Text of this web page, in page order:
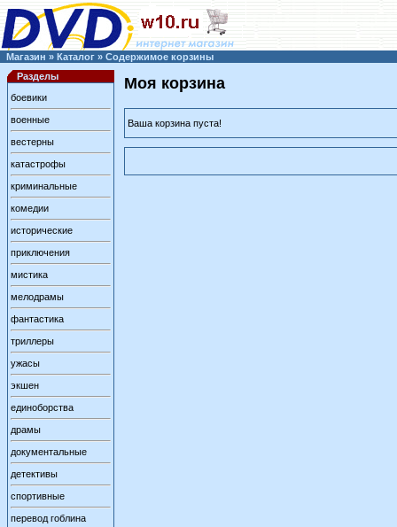
Магазин » Каталог » Содержимое корзины
Разделы
боевики
военные
вестерны
катастрофы
криминальные
комедии
исторические
приключения
мистика
мелодрамы
фантастика
триллеры
ужасы
экшен
единоборства
драмы
документальные
детективы
спортивные
перевод гоблина
Моя корзина
Ваша корзина пуста!